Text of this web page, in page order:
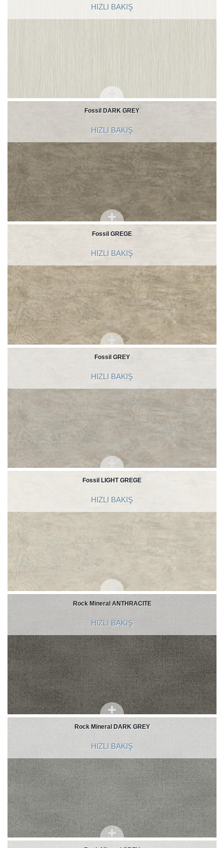
HIZLI BAKIŞ
Fossil DARK GREY
HIZLI BAKIŞ
Fossil GREGE
HIZLI BAKIŞ
Fossil GREY
HIZLI BAKIŞ
Fossil LIGHT GREGE
HIZLI BAKIŞ
Rock Mineral ANTHRACITE
HIZLI BAKIŞ
Rock Mineral DARK GREY
HIZLI BAKIŞ